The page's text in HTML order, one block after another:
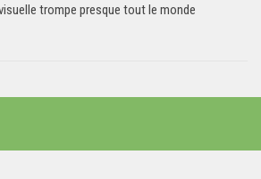
trompe presque tout le monde